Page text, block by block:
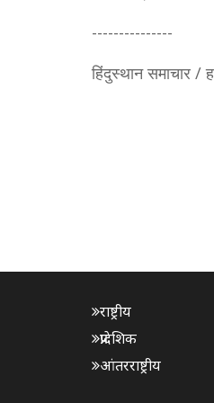
---------------
हिंदुस्थान समाचार /
राष्ट्रीय
प्रादेशिक
आंतरराष्ट्रीय